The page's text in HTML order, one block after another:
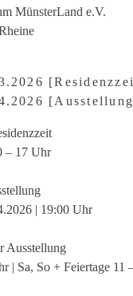
MünsterLand e.V.
– 17 Uhr
| 19:00 Uhr
Ausstellung
| Sa, So + Feiertage 11